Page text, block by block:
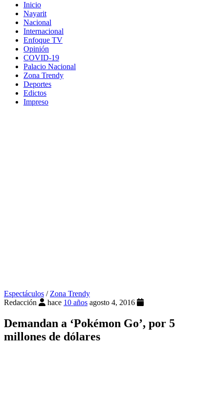
Inicio
Nayarit
Nacional
Internacional
Enfoque TV
Opinión
COVID-19
Palacio Nacional
Zona Trendy
Deportes
Edictos
Impreso
Espectáculos /Zona Trendy
Redacción
hace 10 años agosto 4, 2016
Demandan a ‘Pokémon Go’, por 5
millones de dólares